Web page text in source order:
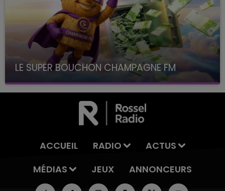
LE SUPER BOUCHON CHAMPAGNE FM
avec La Famille Champagne FM, à 8H10
ACCUEIL RADIO
ACTUS
MÉDIAS
JEUX ANNONCEURS